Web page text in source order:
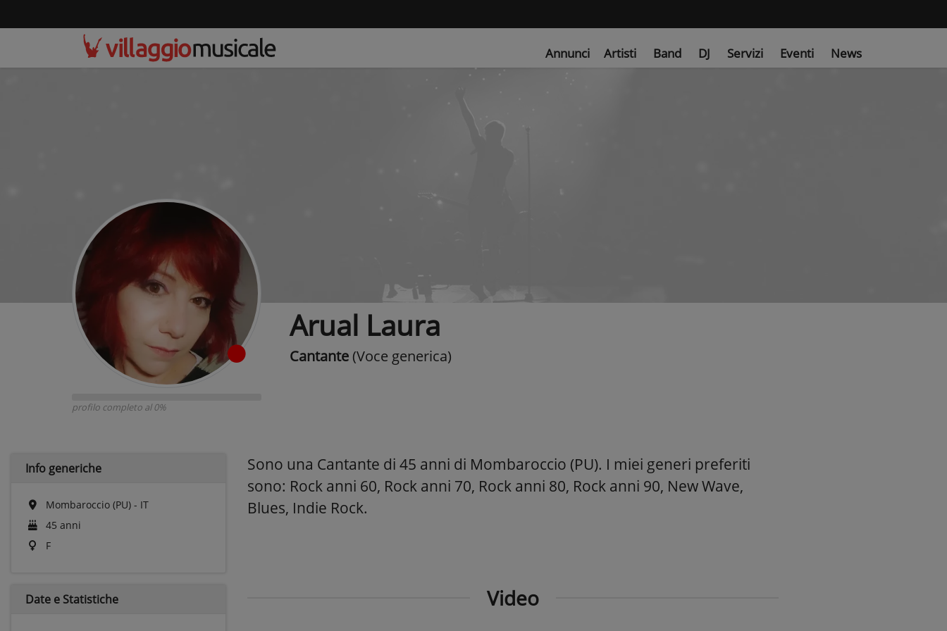
Annunci Artisti Band DJ Servizi Eventi News
profilo completo al 0%
Arual Laura
Cantante (Voce generica)
Info generiche
Mombaroccio (PU) - IT
45 anni
F
Date e Statistiche
Sono una Cantante di 45 anni di Mombaroccio (PU). I miei generi preferiti
sono: Rock anni 60, Rock anni 70, Rock anni 80, Rock anni 90, New Wave,
Blues, Indie Rock.
Video